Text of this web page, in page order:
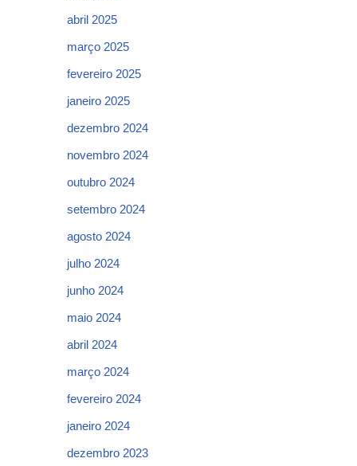
abril 2025
março 2025
fevereiro 2025
janeiro 2025
dezembro 2024
novembro 2024
outubro 2024
setembro 2024
agosto 2024
julho 2024
junho 2024
maio 2024
abril 2024
março 2024
fevereiro 2024
janeiro 2024
dezembro 2023